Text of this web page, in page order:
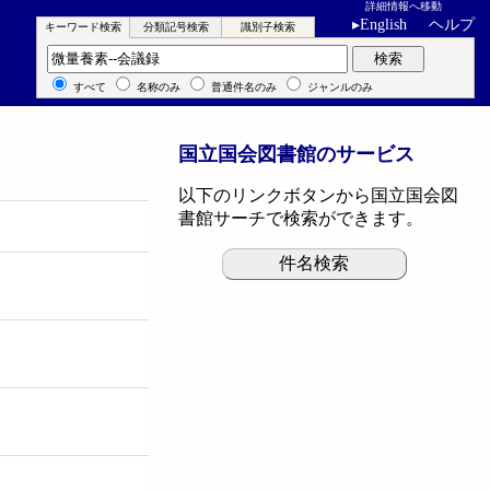
詳細情報へ移動
▸English ヘルプ
キーワード検索 分類記号検索 識別子検索
キーワード検索 検索
すべて 名称のみ 普通件名のみ ジャンルのみ
国立国会図書館のサービス
以下のリンクボタンから国立国会図
書館サーチで検索ができます。
件名検索